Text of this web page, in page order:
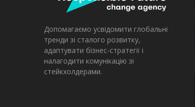
Допомагаємо усвідомити глобальні
тренди зі сталого розвитку,
адаптувати бізнес-стратегії і
налагодити комунікацію зі
стейкхолдерами.